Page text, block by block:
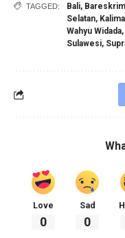
TAGGED: Bali,
Selatan,
Wahyu Widada,
Sulawesi,
Love
0
Sad
0